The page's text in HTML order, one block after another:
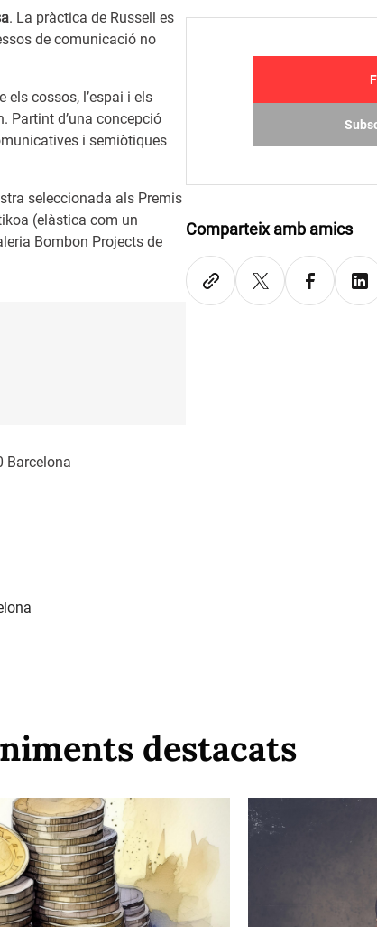
. La pràctica de Russell es
de comunicació no
cossos, l’espai i els
Partint d’una concepció
i semiòtiques
seleccionada als Premis
(elàstica com un
Bombon Projects de
Barcelona
Comparteix amb amics
destacats